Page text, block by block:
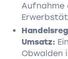
Aufnahme
Umsatz:
Obwalden